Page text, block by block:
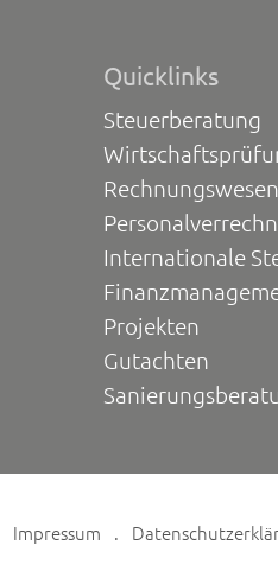
Quicklinks
Steuerberatung
Rechnungswesen
Internationale
Projekten
Gutachten
Impressum